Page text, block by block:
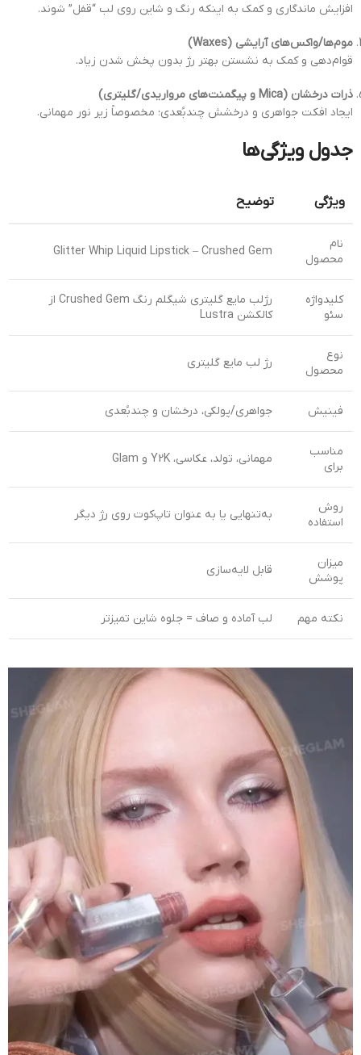
افزایش ماندگاری و کمک به اینکه رنگ و شاین روی لب “قفل” شوند.
موم‌ها/واکس‌های آرایشی (Waxes)
قوام‌دهی و کمک به نشستن بهتر رژ بدون پخش شدن زیاد.
ذرات درخشان (Mica و پیگمنت‌های مرواریدی/گلیتری)
ایجاد افکت جواهری و درخشش چندبُعدی؛ مخصوصاً زیر نور مهمانی.
جدول ویژگی‌ها
ویژگی توضیح
نام
محصول
Glitter Whip Liquid Lipstick – Crushed Gem
کلیدواژه
سئو
رژلب مایع گلیتری شیگلم رنگ Crushed Gem از
کالکشن Lustra
نوع
محصول
رژ لب مایع گلیتری
فینیش جواهری/پولکی، درخشان و چندبُعدی
مناسب
برای
مهمانی، تولد، عکاسی، Y2K و Glam
روش
استفاده
به‌تنهایی یا به عنوان تاپ‌کوت روی رژ دیگر
میزان
پوشش
قابل لایه‌سازی
نکته مهم لب آماده و صاف = جلوه شاین تمیزتر